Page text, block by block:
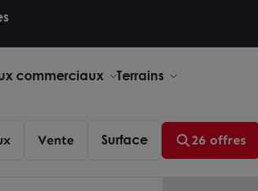
commerciaux Terrains
Vente Surface 26 offres